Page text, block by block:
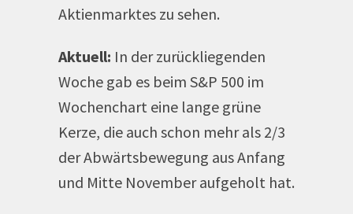
Aktienmarktes zu sehen.
Aktuell: In der zurückliegenden
Woche gab es beim S&P 500 im
Wochenchart eine lange grüne
Kerze, die auch schon mehr als 2/3
der Abwärtsbewegung aus Anfang
und Mitte November aufgeholt hat.